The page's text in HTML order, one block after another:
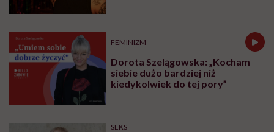
FEMINIZM
Dorota Szelągowska: „Kocham
siebie dużo bardziej niż
kiedykolwiek do tej pory”
SEKS